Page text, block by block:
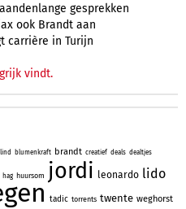
gesprekken
ook Brandt aan
carrière in Turijn
vindt.
blumenkraft brandt creatief deals dealtjes
hag huursom jordi leonardo lido
tadic torrents twente weghorst